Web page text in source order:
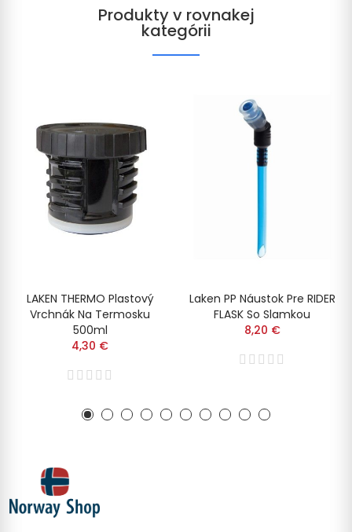
Produkty v rovnakej
kategórii
LAKEN THERMO Plastový
Vrchnák Na Termosku
500ml
4,30 €
Laken PP Náustok Pre RIDER
FLASK So Slamkou
8,20 €